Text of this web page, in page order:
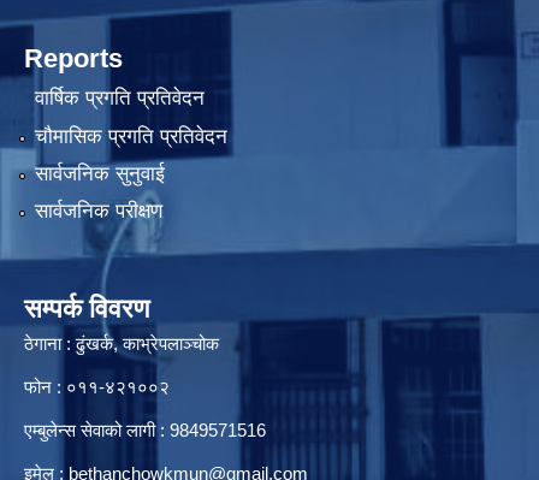
Reports
वार्षिक प्रगति प्रतिवेदन
चौमासिक प्रगति प्रतिवेदन
सार्वजनिक सुनुवाई
सार्वजनिक परीक्षण
सम्पर्क विवरण
ठेगाना : ढुंखर्क, काभ्रेपलाञ्चोक
फोन : ०११-४२१००२
एम्बुलेन्स सेवाको लागी : 9849571516
इमेल : bethanchowkmun@gmail.com